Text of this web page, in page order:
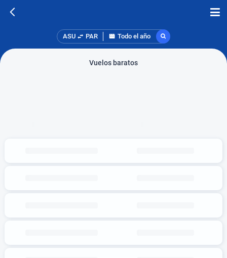
ASU PAR Todo el año
Vuelos baratos